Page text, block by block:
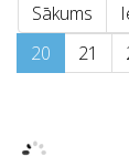
Sākums
20
21